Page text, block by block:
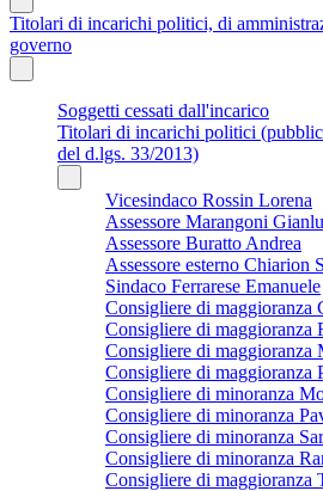
Titolari di incarichi politici, di
governo
Soggetti cessati dall'incarico
Titolari di incarichi politici
del d.lgs. 33/2013)
Vicesindaco Rossin Lorena
Assessore Marangoni
Assessore Buratto Andrea
Assessore esterno Chiarion
Sindaco Ferrarese Emanuele
Consigliere di maggioranza
Consigliere di maggioranza
Consigliere di maggioranza
Consigliere di maggioranza
Consigliere di minoranza
Consigliere di minoranza
Consigliere di minoranza
Consigliere di minoranza
Consigliere di maggioranza